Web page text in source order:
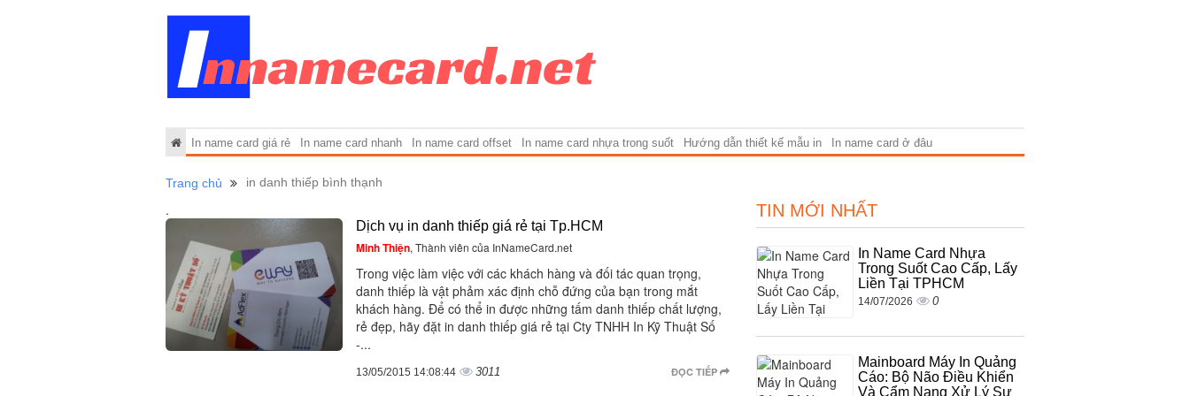
In name card giá rẻ In name card nhanh In name card offset In name card nhựa trong suốt Hướng dẫn thiết kế mẫu in In name card ở đâu
Trang chủ in danh thiếp bình thạnh
.
Dịch vụ in danh thiếp giá rẻ tại Tp.HCM
Minh Thiện, Thành viên của InNameCard.net
Trong việc làm việc với các khách hàng và đối tác quan trọng,
danh thiếp là vật phảm xác định chỗ đứng của bạn trong mắt
khách hàng. Để có thể in được những tấm danh thiếp chất lượng,
rẻ đẹp, hãy đặt in danh thiếp giá rẻ tại Cty TNHH In Kỹ Thuật Số
-...
ĐỌC TIẾP
13/05/2015 14:08:44 3011
TIN MỚI NHẤT
In Name Card Nhựa
Trong Suốt Cao Cấp, Lấy
Liền Tại TPHCM
14/07/2026 0
Mainboard Máy In Quảng
Cáo: Bộ Não Điều Khiển
Và Cẩm Nang Xử Lý Sự